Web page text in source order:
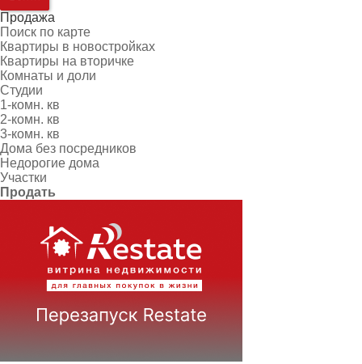
Продажа
Поиск по карте
Квартиры в новостройках
Квартиры на вторичке
Комнаты и доли
Студии
1-комн. кв
2-комн. кв
3-комн. кв
Дома без посредников
Недорогие дома
Участки
Продать